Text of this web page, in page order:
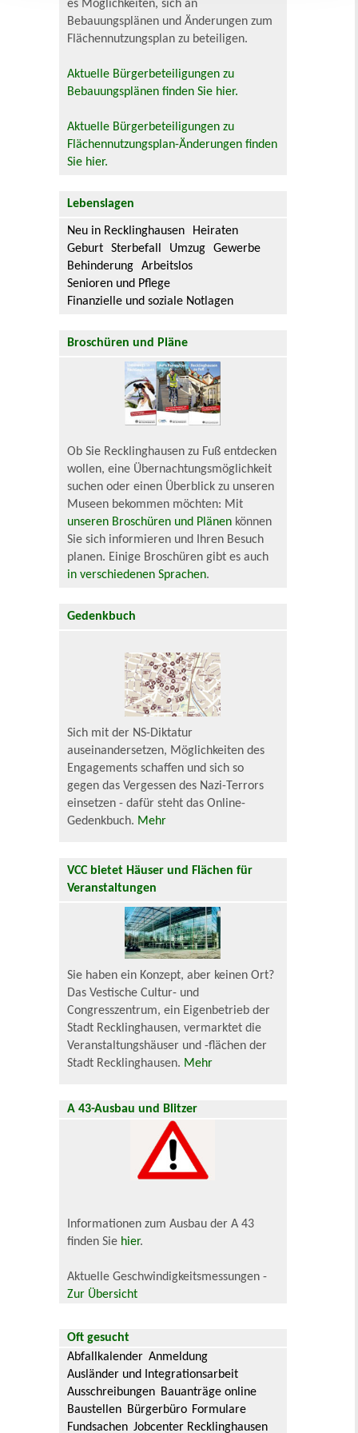
es Möglichkeiten, sich an
Bebauungsplänen und Änderungen zum
Flächennutzungsplan zu beteiligen.
Aktuelle Bürgerbeteiligungen zu
Bebauungsplänen finden Sie hier.
Aktuelle Bürgerbeteiligungen zu
Flächennutzungsplan-Änderungen finden
Sie hier.
Lebenslagen
Neu in Recklinghausen
Heiraten
Geburt
Sterbefall Umzug
Gewerbe
Behinderung
Arbeitslos
Senioren und Pflege
Finanzielle und soziale Notlagen
Broschüren und Pläne
Ob Sie Recklinghausen zu Fuß entdecken
wollen, eine Übernachtungsmöglichkeit
suchen oder einen Überblick zu unseren
Museen bekommen möchten: Mit
unseren Broschüren und Plänen können
Sie sich informieren und Ihren Besuch
planen. Einige Broschüren gibt es auch
in verschiedenen Sprachen.
Gedenkbuch
Sich mit der NS-Diktatur
auseinandersetzen, Möglichkeiten des
Engagements schaffen und sich so
gegen das Vergessen des Nazi-Terrors
einsetzen - dafür steht das Online-
Gedenkbuch. Mehr
VCC bietet Häuser und Flächen für
Veranstaltungen
Sie haben ein Konzept, aber keinen Ort?
Das Vestische Cultur- und
Congresszentrum, ein Eigenbetrieb der
Stadt Recklinghausen, vermarktet die
Veranstaltungshäuser und -flächen der
Stadt Recklinghausen. Mehr
A 43-Ausbau und Blitzer
Informationen zum Ausbau der A 43
finden Sie hier.
Aktuelle Geschwindigkeitsmessungen -
Zur Übersicht
Oft gesucht
Abfallkalender Anmeldung
Ausländer und Integrationsarbeit
Ausschreibungen Bauanträge online
Baustellen Bürgerbüro Formulare
Fundsachen Jobcenter Recklinghausen